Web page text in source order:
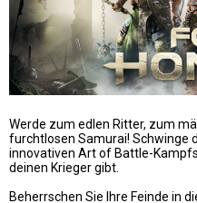
Werde zum edlen Ritter, zum
furchtlosen Samurai! Schwinge
innovativen Art of Battle-
deinen Krieger gibt.
Beherrschen Sie Ihre Feinde in